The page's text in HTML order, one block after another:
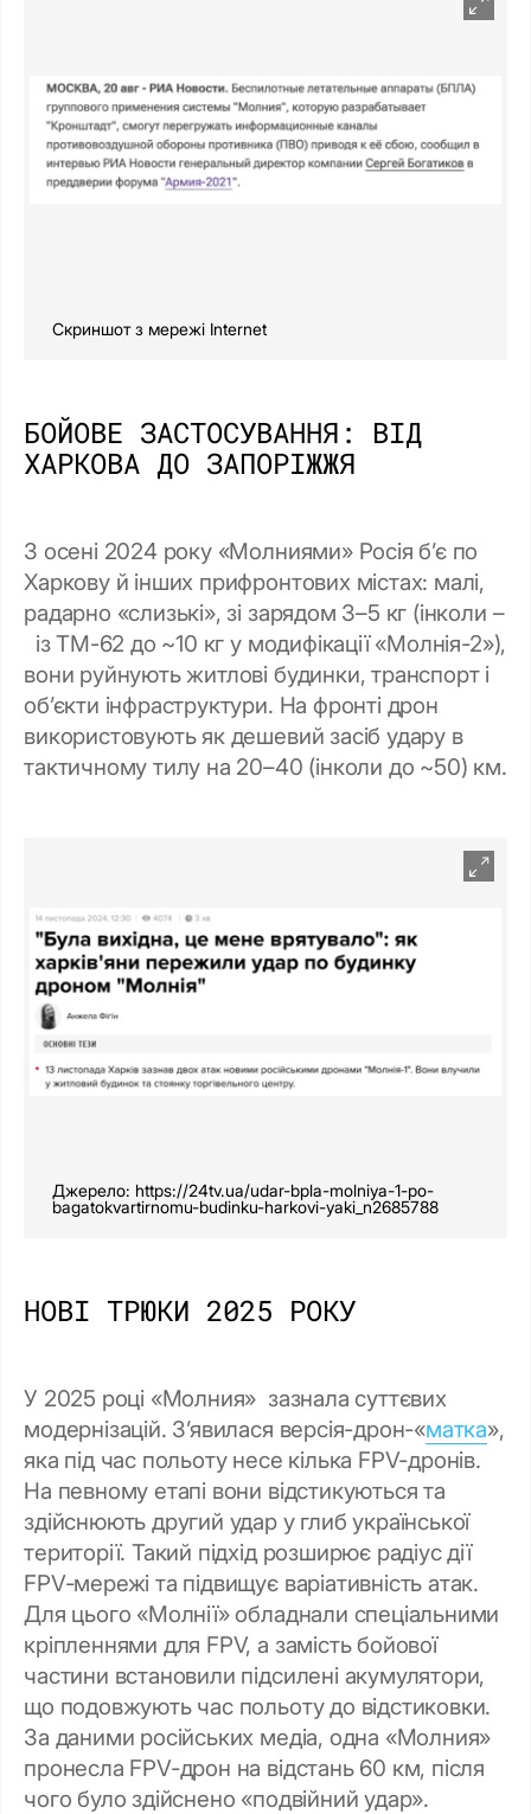
Скриншот з мережі Internet
БОЙОВЕ ЗАСТОСУВАННЯ: ВІД
ХАРКОВА ДО ЗАПОРІЖЖЯ
З осені 2024 року «Молниями» Росія б’є по
Харкову й інших прифронтових містах: малі,
радарно «слизькі», зі зарядом 3–5 кг (інколи –
із ТМ-62 до ~10 кг у модифікації «Молнія-2»),
вони руйнують житлові будинки, транспорт і
об’єкти інфраструктури. На фронті дрон
використовують як дешевий засіб удару в
тактичному тилу на 20–40 (інколи до ~50) км.
Джерело: https://24tv.ua/udar-bpla-molniya-1-po-
bagatokvartirnomu-budinku-harkovi-yaki_n2685788
НОВІ ТРЮКИ 2025 РОКУ
У 2025 році «Молния» зазнала суттєвих
модернізацій. З’явилася версія-дрон-«матка»,
яка під час польоту несе кілька FPV-дронів.
На певному етапі вони відстикуються та
здійснюють другий удар у глиб української
території. Такий підхід розширює радіус дії
FPV-мережі та підвищує варіативність атак.
Для цього «Молнії» обладнали спеціальними
кріпленнями для FPV, а замість бойової
частини встановили підсилені акумулятори,
що подовжують час польоту до відстиковки.
За даними російських медіа, одна «Молния»
пронесла FPV-дрон на відстань 60 км, після
чого було здійснено «подвійний удар».